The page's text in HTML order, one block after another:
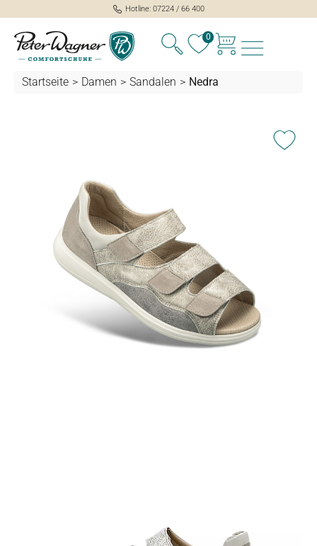
springen
Hotline: 07224 / 66 400
0
Startseite > Damen > Sandalen > Nedra